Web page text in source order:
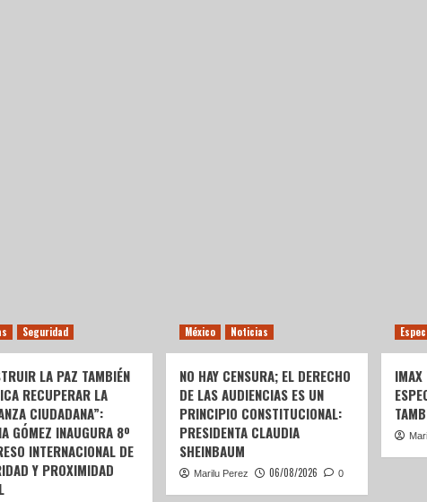
Seguridad
LA PAZ TAMBIÉN
RECUPERAR LA
CIUDADANA”:
GÓMEZ INAUGURA 8º
INTERNACIONAL DE
Y PROXIMIDAD
México Noticias
NO HAY CENSURA; EL DERECHO
DE LAS AUDIENCIAS ES UN
PRINCIPIO CONSTITUCIONAL:
PRESIDENTA CLAUDIA
SHEINBAUM
Marilu Perez 06/08/2026 0
IMAX